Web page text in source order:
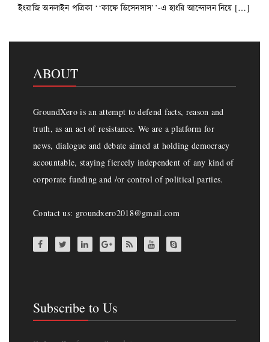
ইংরাজি অনলাইন পত্রিকা ‘‘কাফে ডিসেনসাস’’-এ হাংরি আন্দোলন নিয়ে […]
ABOUT
GroundXero is an attempt to defend facts, reason and
truth, as an act of resistance. We are a platform for
news, dialogue and debate aimed at holding democracy
accountable, staying fiercely independent of any kind of
corporate funding and /or control of political parties.
Contact us: groundxero2018@gmail.com
Subscribe to Us